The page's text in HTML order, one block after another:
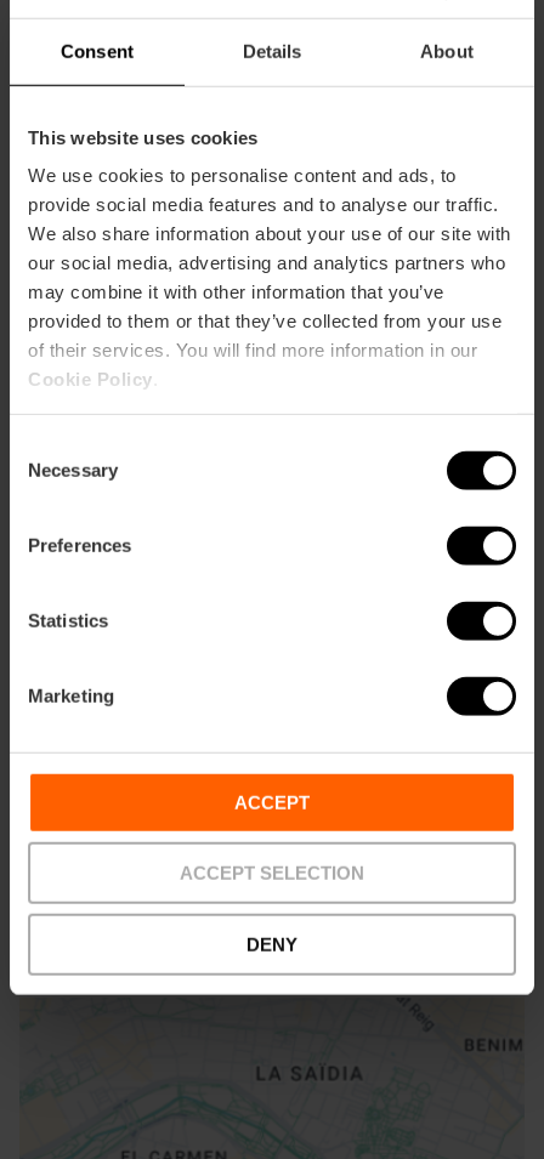
Consent Details About
This website uses cookies
We use cookies to personalise content and ads, to
provide social media features and to analyse our traffic.
We also share information about your use of our site with
our social media, advertising and analytics partners who
may combine it with other information that you’ve
provided to them or that they’ve collected from your use
of their services. You will find more information in our
Cookie Policy
Selection
Necessary
Preferences
Statistics
Marketing
ACCEPT
ACCEPT SELECTION
DENY
personen. Prijs € 60.
Valencia Tourist Card Korting
Diensten
Cafetaria
Aangepaste toiletten
Bus
26,28,31,32,70,71,81,C1